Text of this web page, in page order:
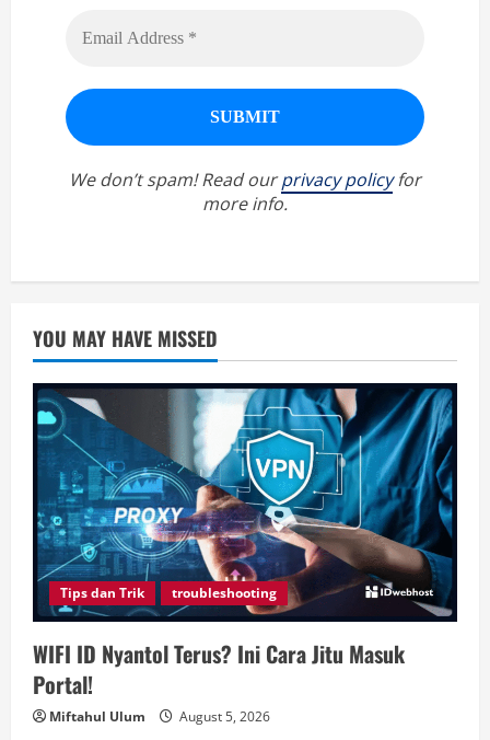
We don’t spam! Read ourprivacy policyfor
more info.
YOU MAY HAVE MISSED
Tips dan Trik troubleshooting
WIFI ID Nyantol Terus? Ini Cara Jitu Masuk
Portal!
Miftahul Ulum August 5, 2026